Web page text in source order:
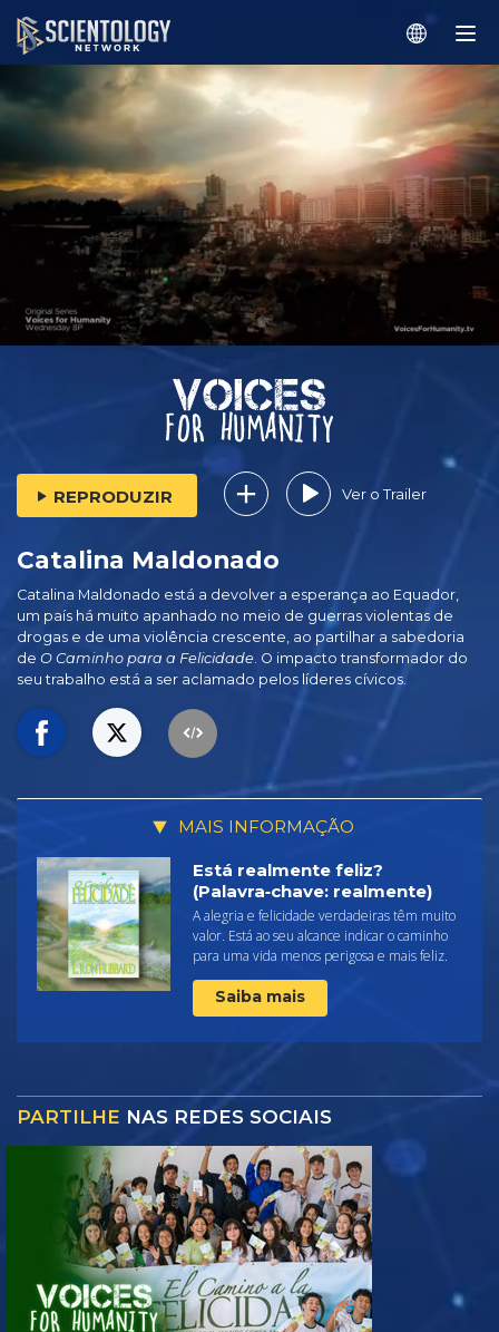
REPRODUZIR Ver o Trailer
Catalina Maldonado
Catalina Maldonado está a devolver a esperança ao Equador,
um país há muito apanhado no meio de guerras violentas de
drogas e de uma violência crescente, ao partilhar a sabedoria
de O Caminho para a Felicidade . O impacto transformador do
seu trabalho está a ser aclamado pelos líderes cívicos.
MAIS INFORMAÇÃO
Está realmente feliz?
(Palavra‑chave: realmente)
A alegria e felicidade verdadeiras têm muito
valor. Está ao seu alcance indicar o caminho
para uma vida menos perigosa e mais feliz.
Saiba mais
PARTILHE NAS REDES SOCIAIS